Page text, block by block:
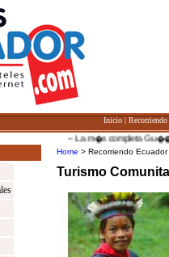
Inicio | Recorriendo
-- La m�s completa Gu��a
Home > Recorriendo Ecuador
Turismo